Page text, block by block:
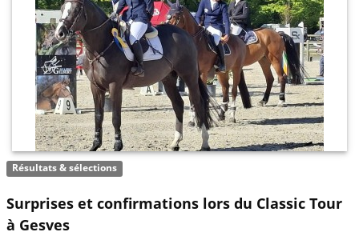
Résultats & sélections
Surprises et confirmations lors du Classic Tour
à Gesves